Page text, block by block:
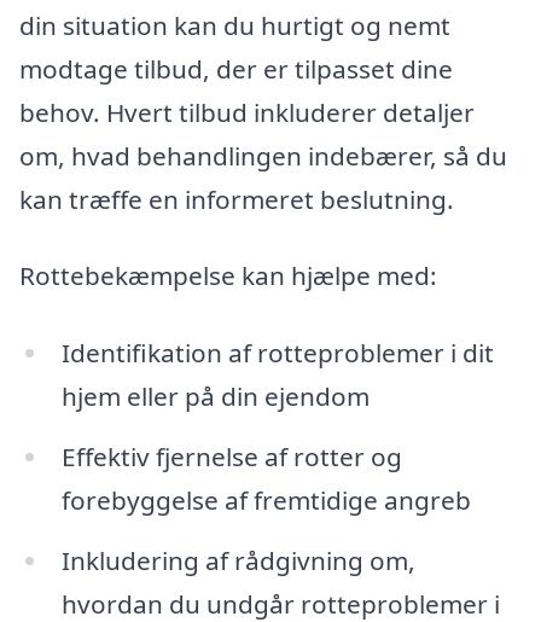
din situation kan du hurtigt og nemt
modtage tilbud, der er tilpasset dine
behov. Hvert tilbud inkluderer detaljer
om, hvad behandlingen indebærer, så du
kan træffe en informeret beslutning.
Rottebekæmpelse kan hjælpe med:
Identifikation af rotteproblemer i dit
hjem eller på din ejendom
Effektiv fjernelse af rotter og
forebyggelse af fremtidige angreb
Inkludering af rådgivning om,
hvordan du undgår rotteproblemer i